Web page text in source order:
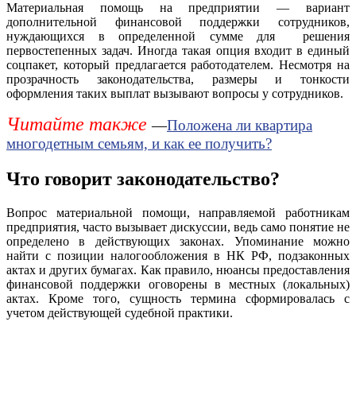
Материальная помощь на предприятии — вариант
дополнительной финансовой поддержки сотрудников,
нуждающихся в определенной сумме для решения
первостепенных задач. Иногда такая опция входит в единый
соцпакет, который предлагается работодателем. Несмотря на
прозрачность законодательства, размеры и тонкости
оформления таких выплат вызывают вопросы у сотрудников.
Читайте также—Положена ли квартира
многодетным семьям, и как ее получить?
Что говорит законодательство?
Вопрос материальной помощи, направляемой работникам
предприятия, часто вызывает дискуссии, ведь само понятие не
определено в действующих законах. Упоминание можно
найти с позиции налогообложения в НК РФ, подзаконных
актах и других бумагах. Как правило, нюансы предоставления
финансовой поддержки оговорены в местных (локальных)
актах. Кроме того, сущность термина сформировалась с
учетом действующей судебной практики.